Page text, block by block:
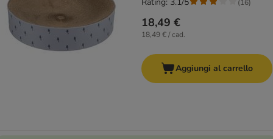
18,49 €
18,49 € / cad.
(16)
Aggiungi al carrello